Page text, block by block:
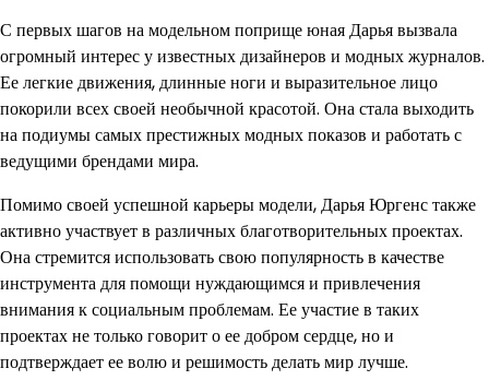
С первых шагов на модельном поприще юная Дарья вызвала
огромный интерес у известных дизайнеров и модных журналов.
Ее легкие движения, длинные ноги и выразительное лицо
покорили всех своей необычной красотой. Она стала выходить
на подиумы самых престижных модных показов и работать с
ведущими брендами мира.
Помимо своей успешной карьеры модели, Дарья Юргенс также
активно участвует в различных благотворительных проектах.
Она стремится использовать свою популярность в качестве
инструмента для помощи нуждающимся и привлечения
внимания к социальным проблемам. Ее участие в таких
проектах не только говорит о ее добром сердце, но и
подтверждает ее волю и решимость делать мир лучше.